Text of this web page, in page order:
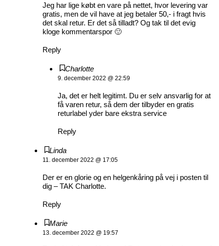
Jeg har lige købt en vare på nettet, hvor levering var
gratis, men de vil have at jeg betaler 50,- i fragt hvis
det skal retur. Er det så tilladt? Og tak til det evig
kloge kommentarspor 🙂
Reply
Charlotte
9. december 2022 @ 22:59
Ja, det er helt legitimt. Du er selv ansvarlig for at
få varen retur, så dem der tilbyder en gratis
returlabel yder bare ekstra service
Reply
Linda
11. december 2022 @ 17:05
Der er en glorie og en helgenkåring på vej i posten til
dig – TAK Charlotte.
Reply
Marie
13. december 2022 @ 19:57